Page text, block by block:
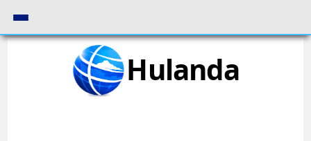
Hulanda